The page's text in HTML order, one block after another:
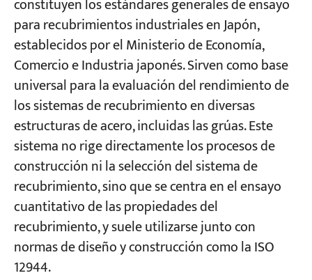
constituyen los estándares generales de ensayo
para recubrimientos industriales en Japón,
establecidos por el Ministerio de Economía,
Comercio e Industria japonés. Sirven como base
universal para la evaluación del rendimiento de
los sistemas de recubrimiento en diversas
estructuras de acero, incluidas las grúas. Este
sistema no rige directamente los procesos de
construcción ni la selección del sistema de
recubrimiento, sino que se centra en el ensayo
cuantitativo de las propiedades del
recubrimiento, y suele utilizarse junto con
normas de diseño y construcción como la ISO
12944.